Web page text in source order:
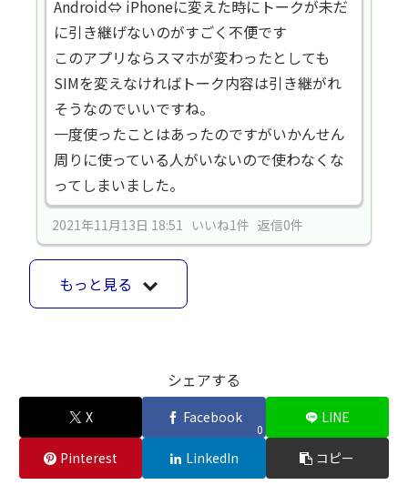
Android⇔ iPhoneに変えた時にトークが未だ
に引き継げないのがすごく不便です
このアプリならスマホが変わったとしても
SIMを変えなければトーク内容は引き継がれ
そうなのでいいですね。
一度使ったことはあったのですがいかんせん
周りに使っている人がいないので使わなくな
ってしまいました。
2021年11月13日 18:51 いいね1件 返信0件
もっと見る
シェアする
X Facebook
0
LINE
Pinterest LinkedIn コピー